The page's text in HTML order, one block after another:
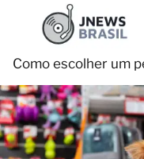
Como escolher um